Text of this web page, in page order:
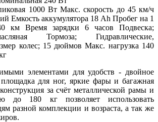
1000 Вт Макс. скорость до 45 км/ч
Емкость аккумулятора 18 Ah Пробег на 1
км Время зарядки 6 часов Подвеска;
Тормоза; Гидравлические,
колес; 15 дюймов Макс. нагрузка 140
элементами для удобств - двойное
для ног, яркие фары и багажная
за счёт металлической рамы и
до 180 кг позволяет использовать
разной комплекции и возраста, а так же